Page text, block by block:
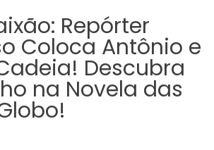
Repórter
Coloca Antônio e
Descubra
na Novela das